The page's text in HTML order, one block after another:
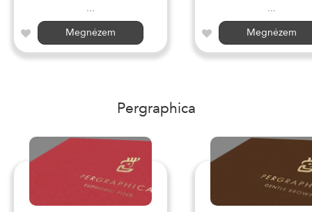
...
Megnézem
...
Megnézem
Pergraphica